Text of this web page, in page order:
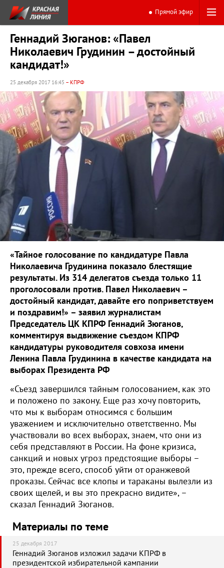
Прямой эфир
Геннадий Зюганов: «Павел
Николаевич Грудинин – достойный
кандидат!»
25 декабря 2017 16:45 – КПРФ
«Тайное голосование по кандидатуре Павла
Николаевича Грудинина показало блестящие
результаты. Из 314 делегатов съезда только 11
проголосовали против. Павел Николаевич –
достойный кандидат, давайте его поприветствуем
и поздравим!» – заявил журналистам
Председатель ЦК КПРФ Геннадий Зюганов,
комментируя выдвижение съездом КПРФ
кандидатуры руководителя совхоза имени
Ленина Павла Грудинина в качестве кандидата на
выборах Президента РФ
«Съезд завершился тайным голосованием, как это
и положено по закону. Еще раз хочу повторить,
что мы к выборам относимся с большим
уважением и исключительно ответственно. Мы
участвовали во всех выборах, знаем, что они из
себя представляют в России. На фоне кризиса,
санкций и новых угроз предстоящие выборы –
это, прежде всего, способ уйти от оранжевой
проказы. Сейчас все клопы и тараканы вылезли из
своих щелей, и вы это прекрасно видите», –
сказал Геннадий Зюганов.
Материалы по теме
25 декабря 2017
Геннадий Зюганов изложил задачи КПРФ в
президентской избирательной кампании